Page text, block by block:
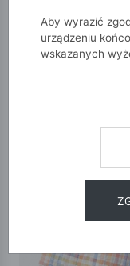
Aby wyrazić
urządzeniu
wskazanych